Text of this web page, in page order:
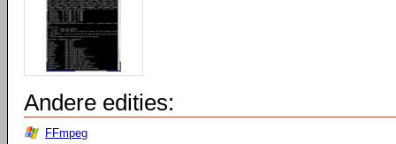
Andere edities:
FFmpeg